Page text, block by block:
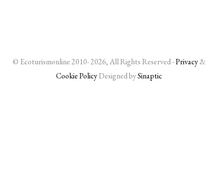
© Ecoturismonline 2010- 2026, All Rights Reserved -Privacy&
Cookie PolicyDesigned bySinaptic